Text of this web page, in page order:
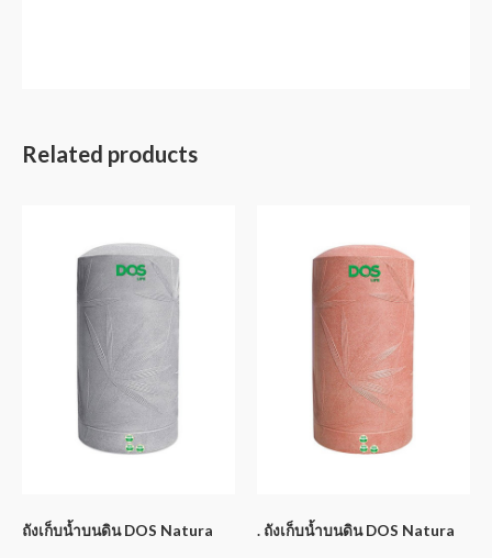
Related products
ถังเก็บน้ำบนดิน DOS Natura . ถังเก็บน้ำบนดิน DOS Natura